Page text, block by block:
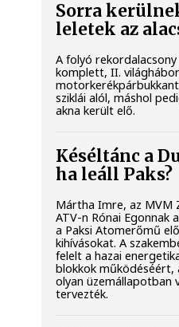
Sorra
leletek az
A folyó
komplett, II.
sziklái alól, máshol
akna került elő.
Késéltánc a
ha leáll Paks?
Mártha Imre, az MVM
ATV-n Rónai
a Paksi Atomerőmű
kihívásokat. A
felelt a hazai
blokkok
olyan üzemállapotban
tervezték.